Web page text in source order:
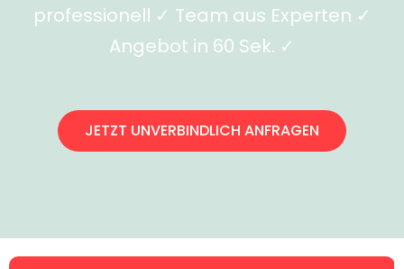
professionell ✓ Team aus Experten ✓
Angebot in 60 Sek. ✓
JETZT UNVERBINDLICH ANFRAGEN